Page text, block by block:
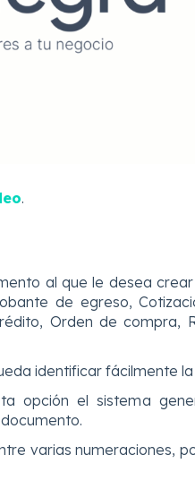
.
al que le desea
de egreso,
Orden de compra,
identificar fácilmente
opción el sistema
varias numeraciones,